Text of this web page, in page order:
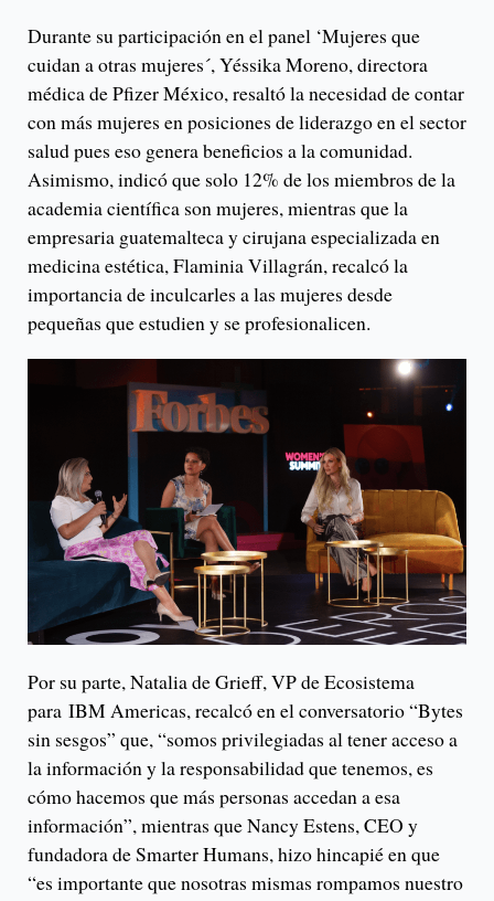
Durante su participación en el panel ‘Mujeres que
cuidan a otras mujeres´, Yéssika Moreno, directora
médica de Pfizer México, resaltó la necesidad de contar
con más mujeres en posiciones de liderazgo en el sector
salud pues eso genera beneficios a la comunidad.
Asimismo, indicó que solo 12% de los miembros de la
academia científica son mujeres, mientras que la
empresaria guatemalteca y cirujana especializada en
medicina estética, Flaminia Villagrán, recalcó la
importancia de inculcarles a las mujeres desde
pequeñas que estudien y se profesionalicen.
Por su parte, Natalia de Grieff, VP de Ecosistema
para IBM Americas, recalcó en el conversatorio “Bytes
sin sesgos” que, “somos privilegiadas al tener acceso a
la información y la responsabilidad que tenemos, es
cómo hacemos que más personas accedan a esa
información”, mientras que Nancy Estens, CEO y
fundadora de Smarter Humans, hizo hincapié en que
“es importante que nosotras mismas rompamos nuestro